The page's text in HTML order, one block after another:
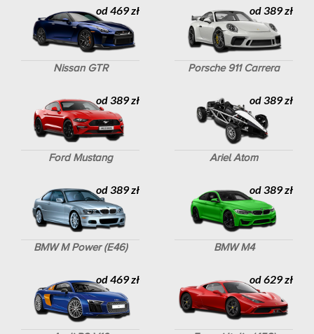
Nissan GTR
od 469 zł
Porsche 911 Carrera
od 389 zł
Ford Mustang
od 389 zł
Ariel Atom
od 389 zł
BMW M Power (E46)
od 389 zł
BMW M4
od 389 zł
od 469 zł od 629 zł